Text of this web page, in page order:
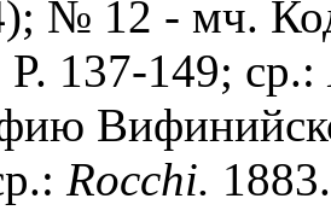
№ 12 - мч.
137-149; ср.:
Rocchi.